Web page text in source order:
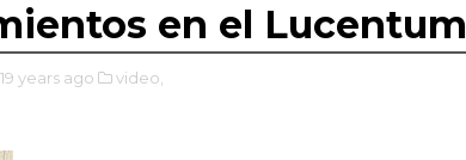
en el Lucentum
19 years ago video,